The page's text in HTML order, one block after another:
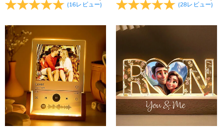
(16レビュー) (28レビュー)